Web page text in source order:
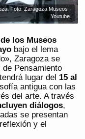
Foto: Zaragoza Museos -
Youtube.
los Museos
bajo el lema
Zaragoza se
Pensamiento
lugar del 15 al
antigua con las
del arte. A través
diálogos,
se presentan
y el